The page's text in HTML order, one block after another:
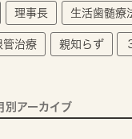
理事長 生活歯髄療
管治療 親知らず
別アーカイブ